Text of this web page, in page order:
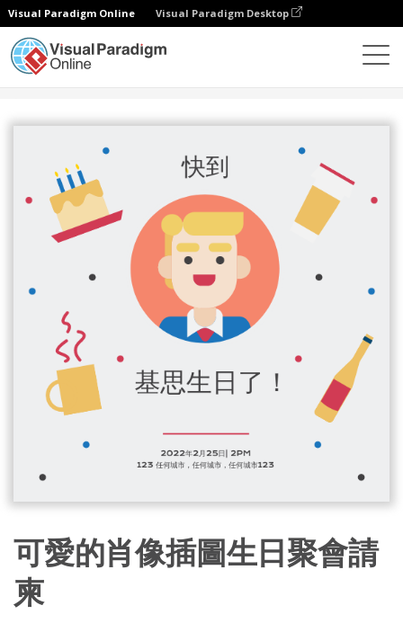
Visual Paradigm Online Visual Paradigm Desktop
可愛的肖像插圖生日聚會請
柬